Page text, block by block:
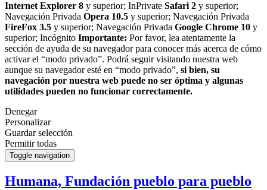
Internet Explorer 8 y superior; InPrivate Safari 2 y superior;
Navegación Privada Opera 10.5 y superior; Navegación Privada
FireFox 3.5 y superior; Navegación Privada Google Chrome 10 y
superior; Incógnito Importante: Por favor, lea atentamente la
sección de ayuda de su navegador para conocer más acerca de cómo
activar el “modo privado”. Podrá seguir visitando nuestra web
aunque su navegador esté en “modo privado”, si bien, su
navegación por nuestra web puede no ser óptima y algunas
utilidades pueden no funcionar correctamente.
Denegar
Personalizar
Guardar selección
Permitir todas
Toggle navigation
Humana, Fundación pueblo para pueblo